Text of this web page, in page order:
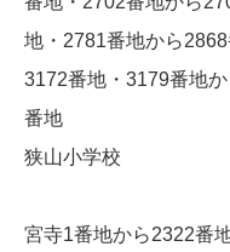
地・2781番地から
3172番地・3179番地
番地
狭山小学校
宮寺1番地から2322番